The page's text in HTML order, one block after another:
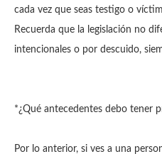
cada vez que seas testigo o
Recuerda que la legislación no
intencionales o por descuido,
*¿Qué antecedentes debo tener
Por lo anterior, si ves a una